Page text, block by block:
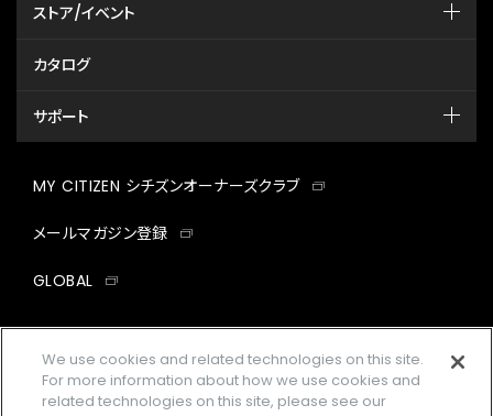
ストア/イベント
カタログ
サポート
MY CITIZEN シチズンオーナーズクラブ
メールマガジン登録
GLOBAL
We use cookies and related technologies on this site.
For more information about how we use cookies and
related technologies on this site, please see our